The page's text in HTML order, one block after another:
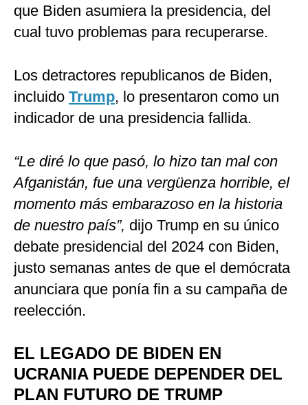
que Biden asumiera la presidencia, del
cual tuvo problemas para recuperarse.
Los detractores republicanos de Biden,
incluido Trump, lo presentaron como un
indicador de una presidencia fallida.
“Le diré lo que pasó, lo hizo tan mal con
Afganistán, fue una vergüenza horrible, el
momento más embarazoso en la historia
de nuestro país”, dijo Trump en su único
debate presidencial del 2024 con Biden,
justo semanas antes de que el demócrata
anunciara que ponía fin a su campaña de
reelección.
EL LEGADO DE BIDEN EN
UCRANIA PUEDE DEPENDER DEL
PLAN FUTURO DE TRUMP